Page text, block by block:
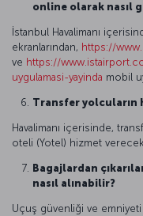
online olarak nasıl
İstanbul Havalimanı
ekranlarından, https://
ve https://
uygulamasi-yayinda mobil
Transfer yolcuların
Havalimanı içerisinde,
oteli (Yotel) hizmet
Bagajlardan
nasıl alınabilir?
Uçuş güvenliği ve emniyeti